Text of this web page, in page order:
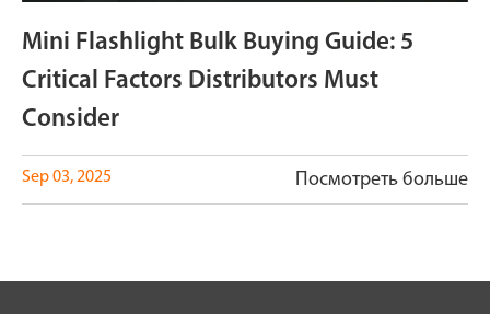
Mini Flashlight Bulk Buying Guide: 5
Critical Factors Distributors Must
Consider
Sep 03, 2025 Посмотреть больше